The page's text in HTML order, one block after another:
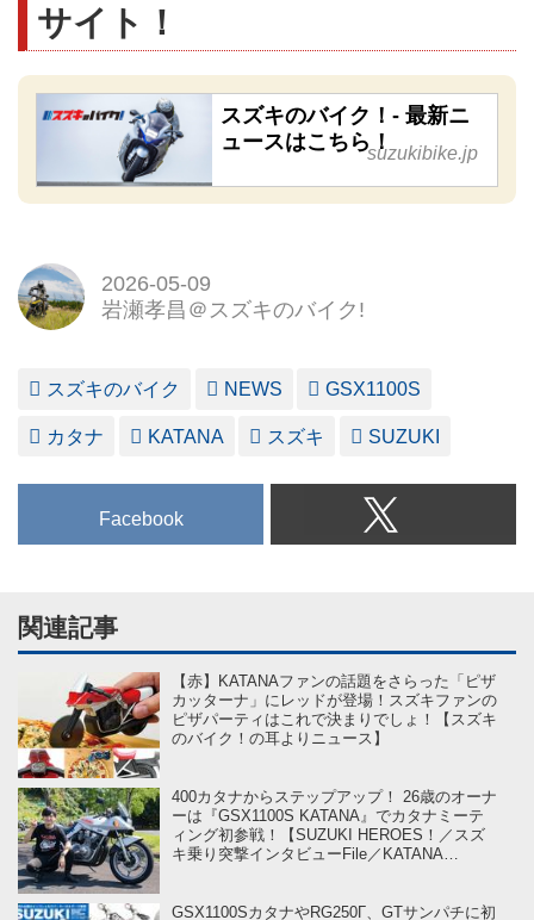
サイト！
スズキのバイク！- 最新ニ
ュースはこちら！suzukibike.jp
2026-05-09
岩瀬孝昌＠スズキのバイク!
スズキのバイク NEWS GSX1100S
カタナ KATANA スズキ SUZUKI
Facebook
関連記事
【赤】KATANAファンの話題をさらった「ピザ
カッターナ」にレッドが登場！スズキファンの
ピザパーティはこれで決まりでしょ！【スズキ
のバイク！の耳よりニュース】
400カタナからステップアップ！ 26歳のオーナ
ーは『GSX1100S KATANA』でカタナミーテ
ィング初参戦！【SUZUKI HEROES！／スズ
キ乗り突撃インタビューFile／KATANA
GSX1100SカタナやRG250Γ、GTサンパチに初